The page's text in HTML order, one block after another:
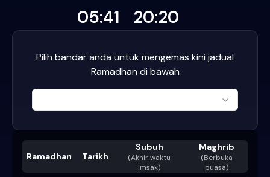
05:41 20:20
Pilih bandar anda untuk mengemas kini jadual
Ramadhan di bawah
Ramadhan Tarikh
Subuh
(Akhir waktu
Imsak)
Maghrib
(Berbuka
puasa)